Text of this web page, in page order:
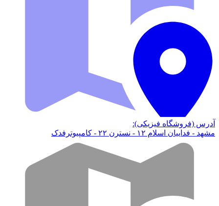
آدرس (فروشگاه فیزیکی):
مشهد - فداییان اسلام ۱۲ - نسترن ۲۲ - کامپیوترفدک